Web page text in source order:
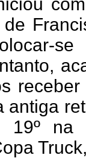
antiga
19º